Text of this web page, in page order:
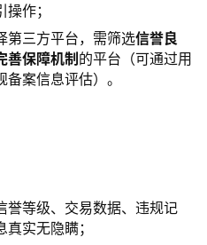
作；
第三方平台，需筛选信誉良
善保障机制 的平台（可通过用
案信息评估）。
誉等级、交易数据、违规记
实无隐瞒；